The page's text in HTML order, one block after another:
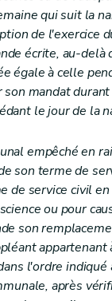
et des comptes
Dispositions
qui suit la
de l'exercice
écrite, au-delà
égale à celle
son mandat
le jour de la
empêché en
son terme de
de service civil
ou pour
son
appartenant
l'ordre indiqué
après